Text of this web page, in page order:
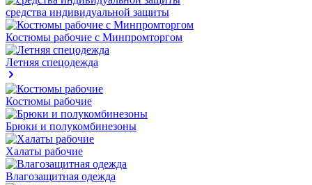
средства индивидуальной защиты
Костюмы рабочие с Минпромторгом
Летняя спецодежда
Костюмы рабочие
Брюки и полукомбинезоны
Халаты рабочие
Влагозащитная одежда